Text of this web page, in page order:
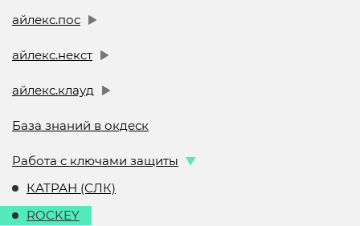
айлекс.пос
айлекс.некст
айлекс.клауд
База знаний в окдеск
Работа с ключами защиты
КАТРАН (СЛК)
ROCKEY